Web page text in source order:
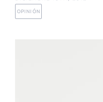
OPINIÓN